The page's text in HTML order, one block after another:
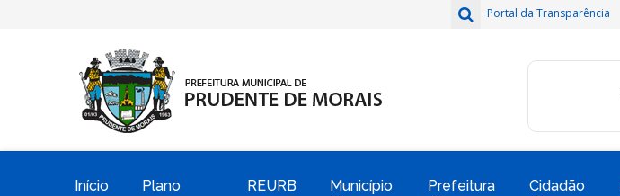
Portal da Transparência
Início
Plano
REURB Município Prefeitura Cidadão